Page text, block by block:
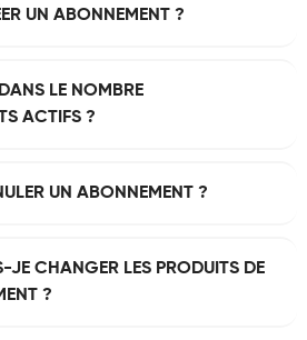
UN ABONNEMENT ?
LE NOMBRE
ACTIFS ?
UN ABONNEMENT ?
JE CHANGER LES PRODUITS DE
?